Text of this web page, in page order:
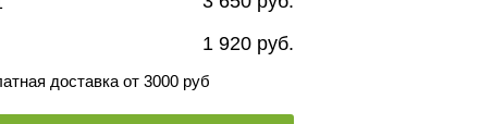
1 920 руб.
доставка от 3000 руб